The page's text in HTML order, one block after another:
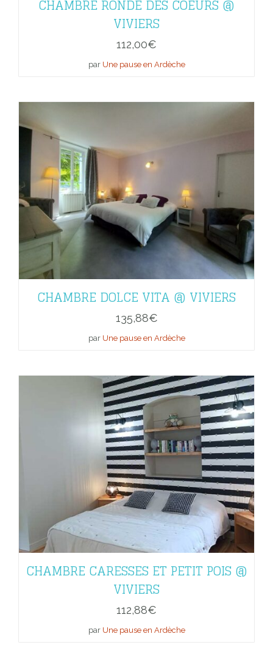
CHAMBRE RONDE DES COEURS @
VIVIERS
112,00€
par Une pause en Ardèche
CHAMBRE DOLCE VITA @ VIVIERS
135,88€
par Une pause en Ardèche
CHAMBRE CARESSES ET PETIT POIS @
VIVIERS
112,88€
par Une pause en Ardèche